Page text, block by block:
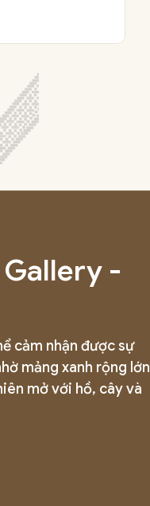
-
cảm nhận được sự
mảng xanh rộng lớn
mở với hồ, cây và